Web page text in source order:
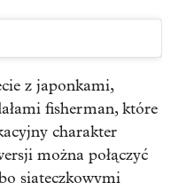
z japonkami,
fisherman, które
charakter
można połączyć
siateczkowymi